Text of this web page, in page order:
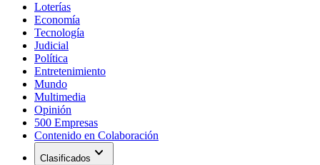
Loterías
Economía
Tecnología
Judicial
Política
Entretenimiento
Mundo
Multimedia
Opinión
500 Empresas
Contenido en Colaboración
Clasificados expand_more